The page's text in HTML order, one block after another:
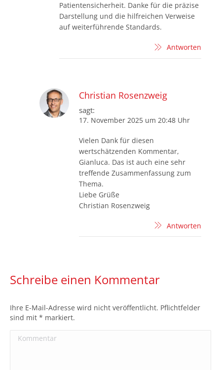
Patientensicherheit. Danke für die präzise
Darstellung und die hilfreichen Verweise
auf weiterführende Standards.
Antworten
Christian Rosenzweig
sagt:
17. November 2025 um 20:48 Uhr
Vielen Dank für diesen
wertschätzenden Kommentar,
Gianluca. Das ist auch eine sehr
treffende Zusammenfassung zum
Thema.
Liebe Grüße
Christian Rosenzweig
Antworten
Schreibe einen Kommentar
Ihre E-Mail-Adresse wird nicht veröffentlicht. Pflichtfelder
sind mit * markiert.
Kommentar